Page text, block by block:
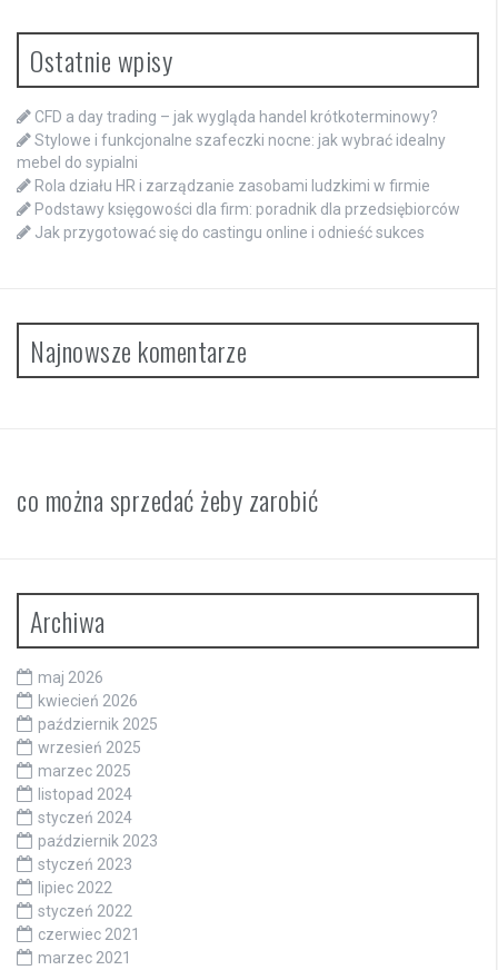
Ostatnie wpisy
CFD a day trading – jak wygląda handel krótkoterminowy?
Stylowe i funkcjonalne szafeczki nocne: jak wybrać idealny
mebel do sypialni
Rola działu HR i zarządzanie zasobami ludzkimi w firmie
Podstawy księgowości dla firm: poradnik dla przedsiębiorców
Jak przygotować się do castingu online i odnieść sukces
Najnowsze komentarze
co można sprzedać żeby zarobić
Archiwa
maj 2026
kwiecień 2026
październik 2025
wrzesień 2025
marzec 2025
listopad 2024
styczeń 2024
październik 2023
styczeń 2023
lipiec 2022
styczeń 2022
czerwiec 2021
marzec 2021